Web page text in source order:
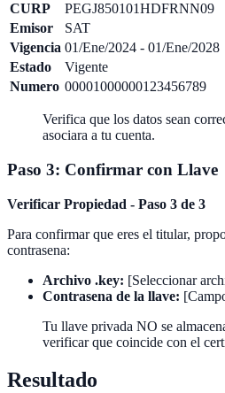
CURP
PEGJ850101HDFRNN09
Emisor
SAT
Vigencia 01/Ene/2024 - 01/Ene/2028
Estado
Vigente
Numero 00001000000123456789
Verifica que los datos sean
asociara a tu cuenta.
Paso 3: Confirmar con Llave
Verificar Propiedad - Paso 3 de 3
Para confirmar que eres el titular,
contrasena:
Archivo .key: [Seleccionar
Contrasena de la llave:
Tu llave privada NO se
verificar que coincide con el
Resultado